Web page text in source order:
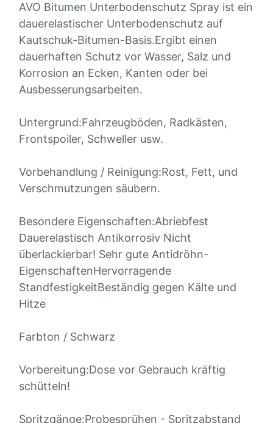
AVO Bitumen Unterbodenschutz Spray ist ein
dauerelastischer Unterbodenschutz auf
Kautschuk-Bitumen-Basis.Ergibt einen
dauerhaften Schutz vor Wasser, Salz und
Korrosion an Ecken, Kanten oder bei
Ausbesserungsarbeiten.
Untergrund:Fahrzeugböden, Radkästen,
Frontspoiler, Schweller usw.
Vorbehandlung / Reinigung:Rost, Fett, und
Verschmutzungen säubern.
Besondere Eigenschaften:Abriebfest
Dauerelastisch Antikorrosiv Nicht
überlackierbar! Sehr gute Antidröhn-
EigenschaftenHervorragende
StandfestigkeitBeständig gegen Kälte und
Hitze
Farbton / Schwarz
Vorbereitung:Dose vor Gebrauch kräftig
schütteln!
Spritzgänge:Probesprühen - Spritzabstand